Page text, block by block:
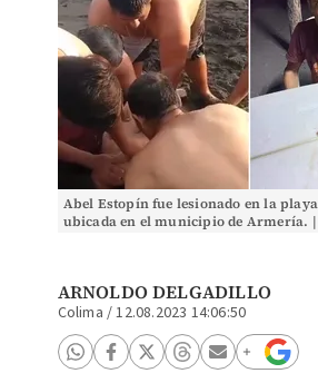
Abel Estopín fue lesionado en la
ubicada en el municipio de Armería. |
ARNOLDO DELGADILLO
Colima /12.08.2023 14:06:50